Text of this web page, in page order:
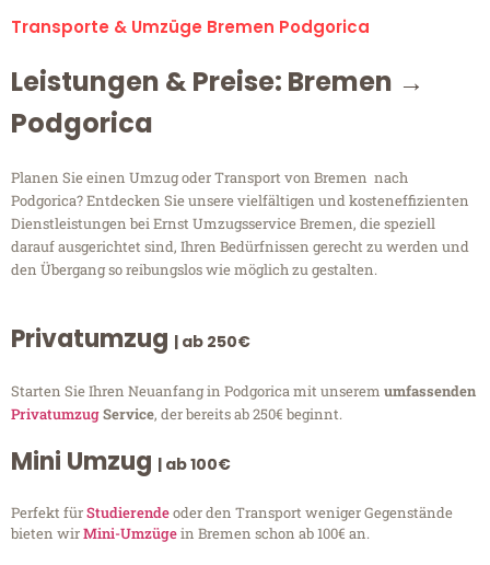
Transporte & Umzüge Bremen Podgorica
Leistungen & Preise: Bremen →
Podgorica
Planen Sie einen Umzug oder Transport von Bremen nach
Podgorica? Entdecken Sie unsere vielfältigen und kosteneffizienten
Dienstleistungen bei Ernst Umzugsservice Bremen, die speziell
darauf ausgerichtet sind, Ihren Bedürfnissen gerecht zu werden und
den Übergang so reibungslos wie möglich zu gestalten.
Privatumzug | ab 250€
Starten Sie Ihren Neuanfang in Podgorica mit unserem umfassenden
PrivatumzugService, der bereits ab 250€ beginnt.
Mini Umzug | ab 100€
Perfekt fürStudierendeoder den Transport weniger Gegenstände
bieten wirMini-Umzügein Bremen schon ab 100€ an.